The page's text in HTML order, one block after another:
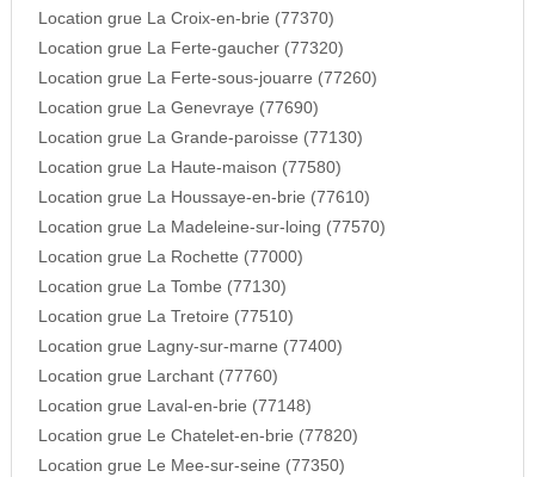
Location grue La Croix-en-brie (77370)
Location grue La Ferte-gaucher (77320)
Location grue La Ferte-sous-jouarre (77260)
Location grue La Genevraye (77690)
Location grue La Grande-paroisse (77130)
Location grue La Haute-maison (77580)
Location grue La Houssaye-en-brie (77610)
Location grue La Madeleine-sur-loing (77570)
Location grue La Rochette (77000)
Location grue La Tombe (77130)
Location grue La Tretoire (77510)
Location grue Lagny-sur-marne (77400)
Location grue Larchant (77760)
Location grue Laval-en-brie (77148)
Location grue Le Chatelet-en-brie (77820)
Location grue Le Mee-sur-seine (77350)